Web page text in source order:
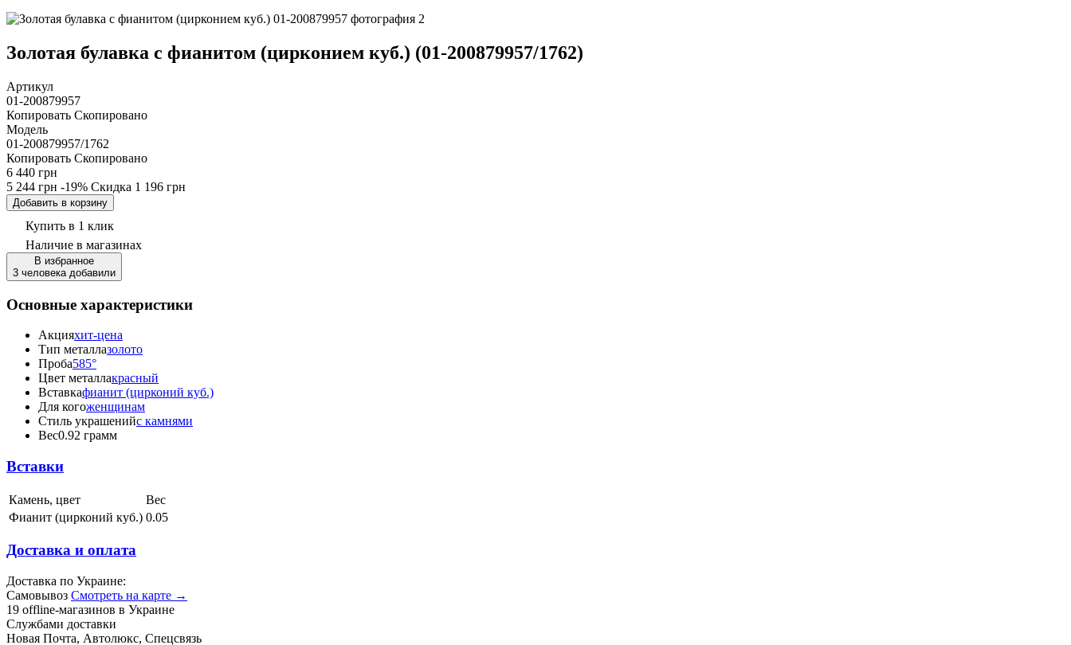
Золотая булавка с фианитом (цирконием куб.) (01-200879957/1762)
Артикул
01-200879957
Копировать Скопировано
Модель
01-200879957/1762
Копировать Скопировано
6 440 грн
5 244 грн -19% Скидка 1 196 грн
Добавить в корзину
Купить в 1 клик
Наличие в магазинах
В избранное
3 человека добавили
Основные характеристики
Акцияхит-цена
Тип металлазолото
Проба585°
Цвет металлакрасный
Вставкафианит (цирконий куб.)
Для когоженщинам
Стиль украшенийс камнями
Вес0.92 грамм
Вставки
Камень, цвет
Вес
Фианит (цирконий куб.) 0.05
Доставка и оплата
Доставка по Украине:
Самовывоз Смотреть на карте →
19 offline-магазинов в Украине
Службами доставки
Новая Почта, Автолюкс, Спецсвязь